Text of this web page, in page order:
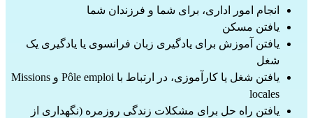
انجام امور اداری، برای شما و فرزندان شما
یافتن مسکن
یافتن آموزش برای یادگیری زبان فرانسوی یا یادگیری یک
شغل
یافتن شغل یا کارآموزی، در ارتباط با Pôle emploi و Missions
locales
یافتن راه حل برای مشکلات زندگی روزمره (نگهداری از